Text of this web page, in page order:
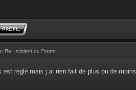
Re: Incident du Forum
est réglé mais j ai rien fait de plus ou de moins